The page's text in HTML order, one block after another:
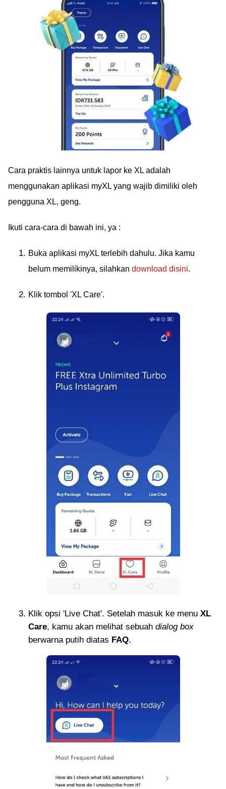
Cara praktis lainnya untuk lapor ke XL adalah
menggunakan aplikasi myXL yang wajib dimiliki oleh
pengguna XL, geng.
Ikuti cara-cara di bawah ini, ya :
Buka aplikasi myXL terlebih dahulu. Jika kamu
belum memilikinya, silahkan download disini.
Klik tombol 'XL Care'.
Klik opsi 'Live Chat'. Setelah masuk ke menu XL
Care, kamu akan melihat sebuah dialog box
berwarna putih diatas FAQ.